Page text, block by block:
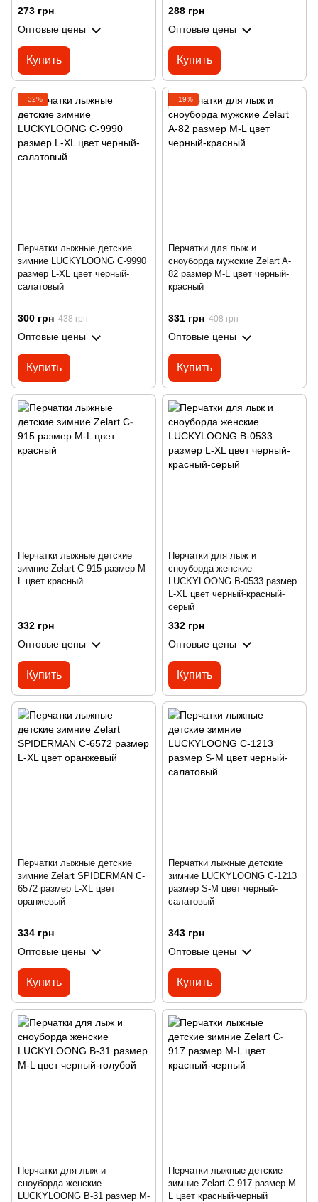
273 грн
Оптовые цены
Купить
288 грн
Оптовые цены
Купить
−32%
Перчатки лыжные детские
зимние LUCKYLOONG C-9990
размер L-XL цвет черный-
салатовый
300 грн 438 грн
Оптовые цены
Купить
−19%
Перчатки для лыж и
сноуборда мужские Zelart A-
82 размер M-L цвет черный-
красный
331 грн 408 грн
Оптовые цены
Купить
Перчатки лыжные детские
зимние Zelart C-915 размер M-
L цвет красный
332 грн
Оптовые цены
Купить
Перчатки для лыж и
сноуборда женские
LUCKYLOONG B-0533 размер
L-XL цвет черный-красный-
серый
332 грн
Оптовые цены
Купить
Перчатки лыжные детские
зимние Zelart SPIDERMAN C-
6572 размер L-XL цвет
оранжевый
334 грн
Оптовые цены
Купить
Перчатки лыжные детские
зимние LUCKYLOONG C-1213
размер S-M цвет черный-
салатовый
343 грн
Оптовые цены
Купить
Перчатки для лыж и
сноуборда женские
LUCKYLOONG B-31 размер M-
Перчатки лыжные детские
зимние Zelart C-917 размер M-
L цвет красный-черный